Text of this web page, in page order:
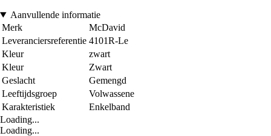
Aanvullende informatie
Merk
McDavid
Leveranciersreferentie 4101R-Le
Kleur
zwart
Kleur
Zwart
Geslacht
Gemengd
Leeftijdsgroep
Volwassene
Karakteristiek
Enkelband
Loading...
Loading...